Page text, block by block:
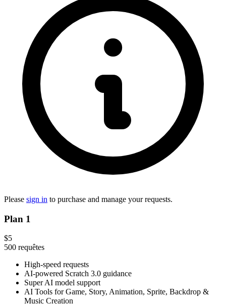
Please sign in to purchase and manage your requests.
Plan 1
$5
500 requêtes
High-speed requests
AI-powered Scratch 3.0 guidance
Super AI model support
AI Tools for Game, Story, Animation, Sprite, Backdrop &
Music Creation